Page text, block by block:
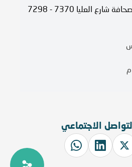
الاجتماعي